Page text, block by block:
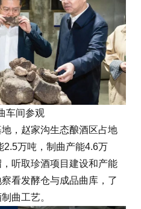
车间参观
，赵家沟生态酿酒区占地
万吨，制曲产能4.6万
听取珍酒项目建设和产能
看发酵仓与成品曲库，了
曲工艺。